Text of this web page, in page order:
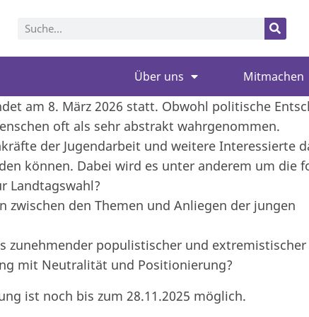
Über uns Mitmachen
am 8. März 2026 statt. Obwohl politische
oft als sehr abstrakt wahrgenommen.
der Jugendarbeit und weitere Interessierte
können. Dabei wird es unter anderem um die
Landtagswahl?
zwischen den Themen und Anliegen der jungen
zunehmender populistischer und extremistischer
mit Neutralität und Positionierung?
ist noch bis zum 28.11.2025 möglich.